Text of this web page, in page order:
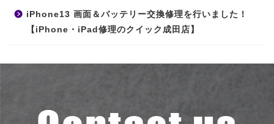
iPhone13 画面＆バッテリー交換修理を行いました！
【iPhone・iPad修理のクイック成田店】